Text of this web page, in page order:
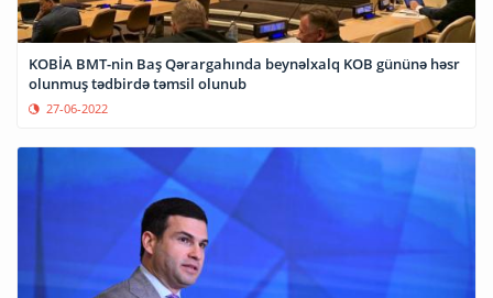
KOBİA BMT-nin Baş Qərargahında beynəlxalq KOB gününə həsr
olunmuş tədbirdə təmsil olunub
27-06-2022